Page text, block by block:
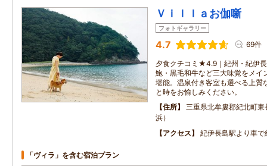
Ｖｉｌｌａお伽噺
フォトギャラリー
4.7 69件
夕食クチコミ★4.9｜紀州・紀伊
鮑・黒毛和牛など三大味覚をメイ
堪能。温泉付き客室も選べる上質
と時をお愉しみください。
住所
三重県北牟婁郡紀北町
浜）
アクセス
紀伊長島駅より車で
「ヴィラ」を含む宿泊プラン